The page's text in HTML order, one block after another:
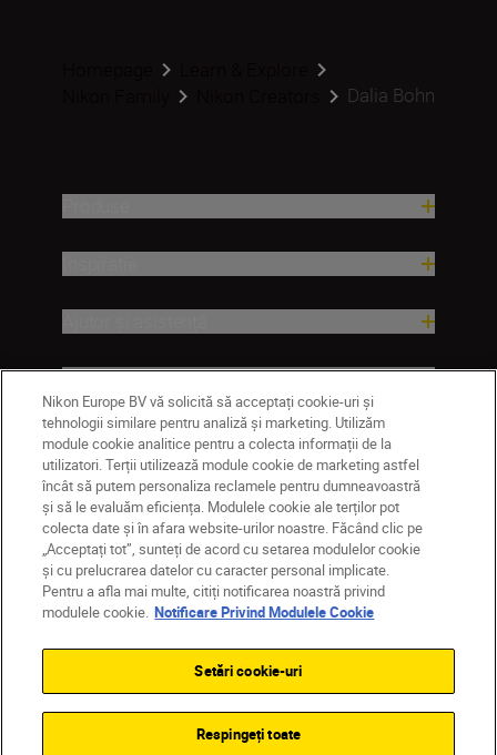
Dalia Bohn
Companie
MD Nikon Sites
Contactaţi-ne
Politică de confidențialitate
Termeni de utilizare
Notificare privind modulele cookie
Nikon Europe BV vă solicită să acceptați cookie-uri și
tehnologii similare pentru analiză și marketing. Utilizăm
module cookie analitice pentru a colecta informații de la
utilizatori. Terții utilizează module cookie de marketing astfel
încât să putem personaliza reclamele pentru dumneavoastră
și să le evaluăm eficiența. Modulele cookie ale terților pot
colecta date și în afara website-urilor noastre. Făcând clic pe
„Acceptați tot”, sunteți de acord cu setarea modulelor cookie
și cu prelucrarea datelor cu caracter personal implicate.
Pentru a afla mai multe, citiți notificarea noastră privind
modulele cookie. Notificare Privind Modulele Cookie
Setări cookie-uri
Respingeți toate